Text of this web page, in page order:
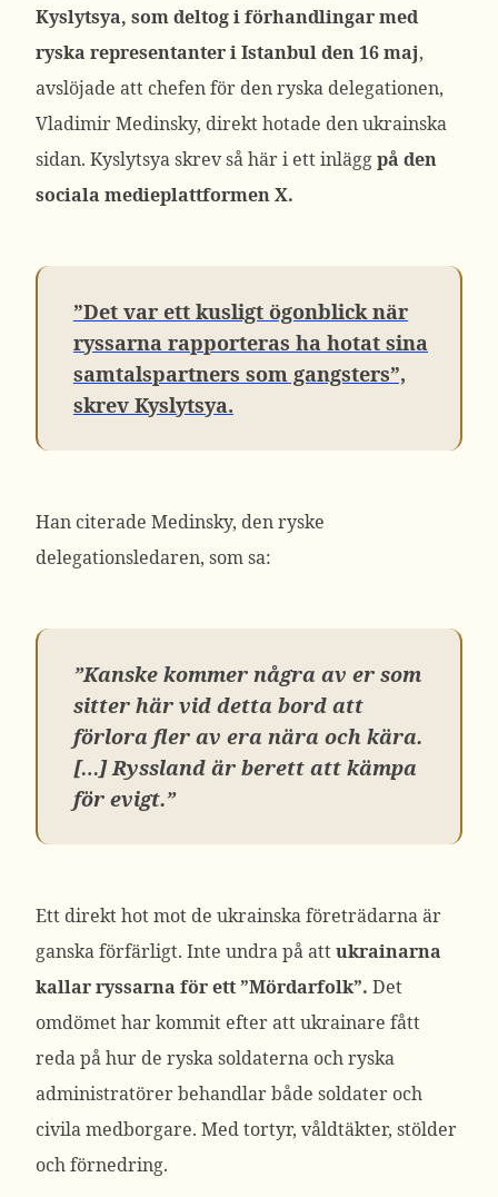
Kyslytsya, som deltog i förhandlingar med
ryska representanter i Istanbul den 16 maj,
avslöjade att chefen för den ryska delegationen,
Vladimir Medinsky, direkt hotade den ukrainska
sidan. Kyslytsya skrev så här i ett inläggpå den
sociala medieplattformen X.
”Det var ett kusligt ögonblick när
ryssarna rapporteras ha hotat sina
samtalspartners som gangsters”,
skrev Kyslytsya.
Han citerade Medinsky, den ryske
delegationsledaren, som sa:
”Kanske kommer några av er som
sitter här vid detta bord att
förlora fler av era nära och kära.
[…] Ryssland är berett att kämpa
för evigt.”
Ett direkt hot mot de ukrainska företrädarna är
ganska förfärligt. Inte undra på attukrainarna
kallar ryssarna för ett ”Mördarfolk”. Det
omdömet har kommit efter att ukrainare fått
reda på hur de ryska soldaterna och ryska
administratörer behandlar både soldater och
civila medborgare. Med tortyr, våldtäkter, stölder
och förnedring.